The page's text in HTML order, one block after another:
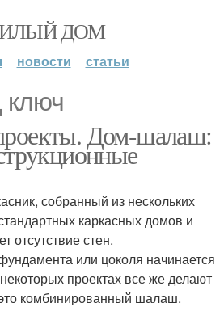
ДОМ
новости статьи
Дом-шалаш:
собранный из нескольких
каркасных домов и
отсутствие стен.
или цоколя начинается
проектах все же делают
комбинированный шалаш.